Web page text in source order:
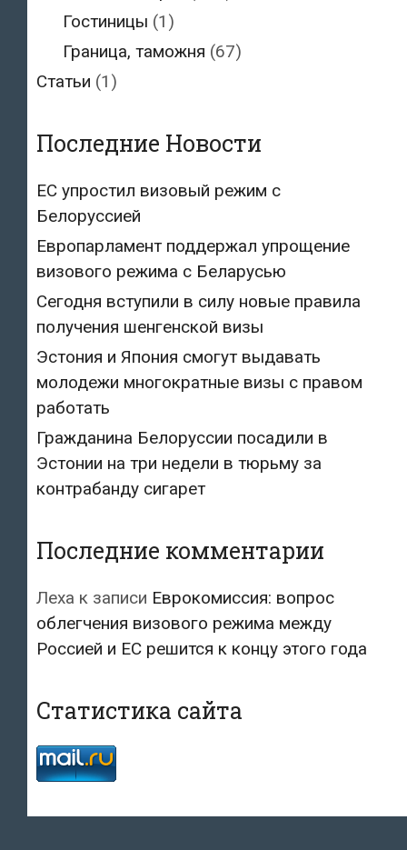
Гостиницы (1)
Граница, таможня (67)
Статьи (1)
Последние Новости
ЕС упростил визовый режим с
Белоруссией
Европарламент поддержал упрощение
визового режима с Беларусью
Сегодня вступили в силу новые правила
получения шенгенской визы
Эстония и Япония смогут выдавать
молодежи многократные визы с правом
работать
Гражданина Белоруссии посадили в
Эстонии на три недели в тюрьму за
контрабанду сигарет
Последние комментарии
Леха к записи Еврокомиссия: вопрос
облегчения визового режима между
Россией и ЕС решится к концу этого года
Статистика сайта